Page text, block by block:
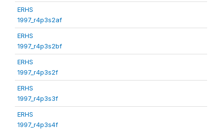
ERHS
1997_r4p3s2af
ERHS
1997_r4p3s2bf
ERHS
1997_r4p3s2f
ERHS
1997_r4p3s3f
ERHS
1997_r4p3s4f